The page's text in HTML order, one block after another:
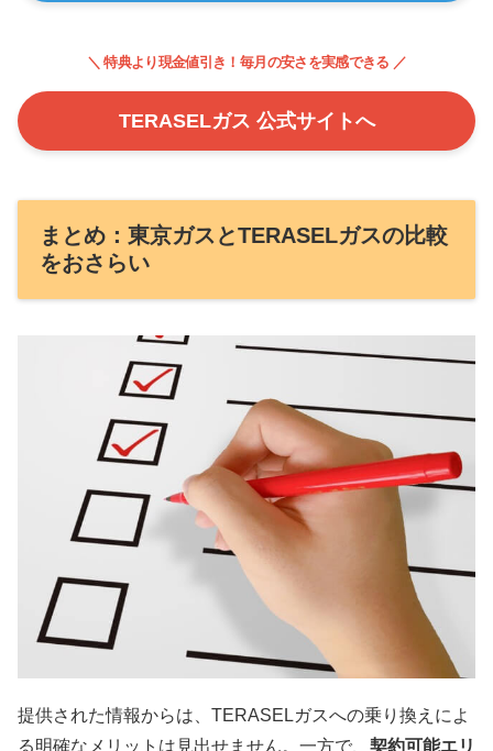
＼ 特典より現金値引き！毎月の安さを実感できる ／
TERASELガス 公式サイトへ
まとめ：東京ガスとTERASELガスの比較
をおさらい
提供された情報からは、TERASELガスへの乗り換えによ
る明確なメリットは見出せません。一方で、 契約可能エリ